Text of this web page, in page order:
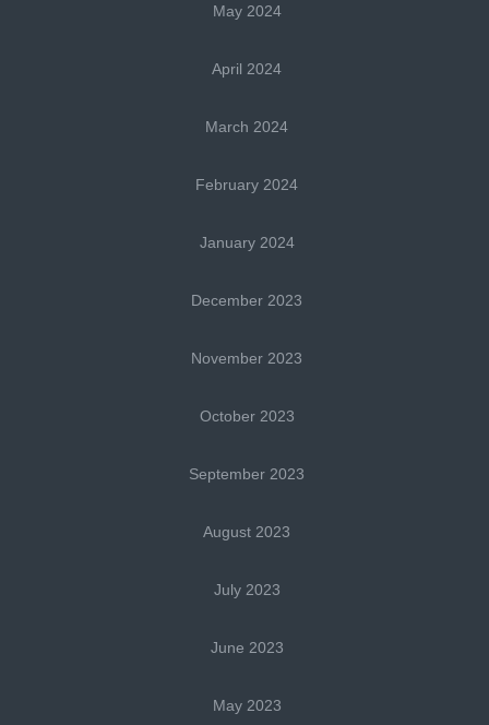
May 2024
April 2024
March 2024
February 2024
January 2024
December 2023
November 2023
October 2023
September 2023
August 2023
July 2023
June 2023
May 2023